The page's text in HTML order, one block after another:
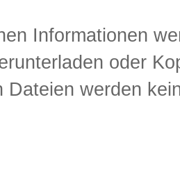
Informationen
oder
Dateien werden